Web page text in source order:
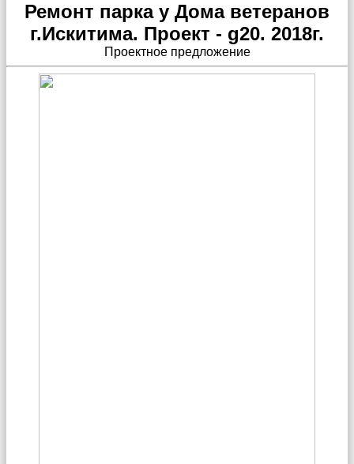
Ремонт парка у Дома ветеранов
г.Искитима. Проект - g20. 2018г.
Проектное предложение